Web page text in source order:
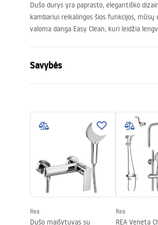
Dušo durys yra paprasto, elegantiško
kambariui reikalingos šios funkcijos,
valoma danga Easy Clean, kuri leidžia
Savybės
Durų kryptis
Dušo durų aukštis
Profilio medžiaga
Rankenos medžiaga
Apdailos profiliai
Rea
Dušo maišytuvas su
Rea
REA Veneta